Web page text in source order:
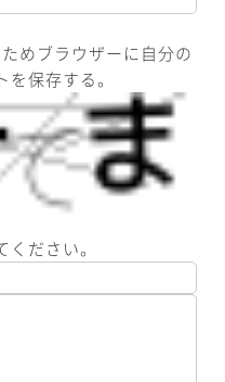
めブラウザーに自分の
保存する。
ださい。